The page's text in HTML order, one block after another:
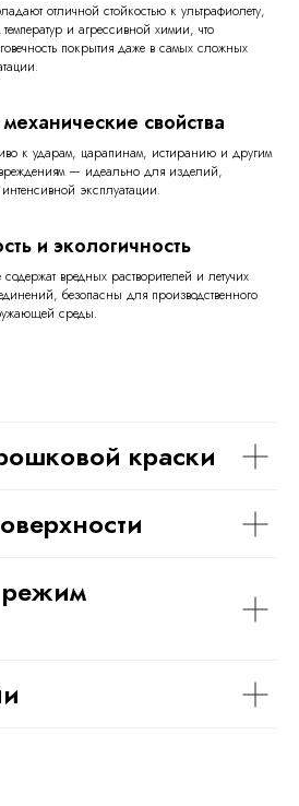
отличной стойкостью к ультрафиолету,
и агрессивной химии, что
покрытия даже в самых сложных
свойства
к ударам, царапинам, истиранию и другим
— идеально для изделий,
эксплуатации.
и экологичность
вредных растворителей и летучих
безопасны для производственного
среды.
краски